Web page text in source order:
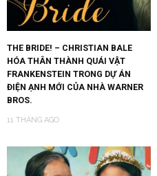
THE BRIDE! – CHRISTIAN BALE
HÓA THÂN THÀNH QUÁI VẬT
FRANKENSTEIN TRONG DỰ ÁN
ĐIỆN ẠNH MỚI CỦA NHÀ WARNER
BROS.
11 THÁNG AGO